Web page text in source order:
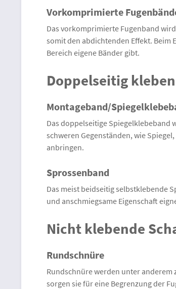
Vorkomprimierte
Das vorkomprimierte Fugenband
somit den abdichtenden Effekt. Beim
Bereich eigene Bänder gibt.
Doppelseitig
Montageband/
Das doppelseitige Spiegelklebeband
schweren Gegenständen, wie
anbringen.
Sprossenband
Das meist beidseitig selbstklebende
und anschmiegsame Eigenschaft
Nicht klebende
Rundschnüre
Rundschnüre werden unter anderem
sorgen sie für eine Begrenzung der